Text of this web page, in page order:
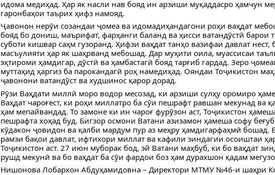
идома медиҳад. Ҳар як насли нав бояд ин арзиши муқаддасро ҳамчун
гаронбаҳои таърих ҳифз намояд.
Ҷавонон нерӯи созандаи ҷомеа ва идомадиҳандагони роҳи ваҳдат
бояд бо дониш, маърифат, фарҳанги баланд ва ҳисси ватандӯстӣ барои
суботи кишвар саҳм гузоранд. Ҳифзи ваҳдат танҳо вазифаи давлат нест,
масъулияти ҳар як шаҳрванд мебошад. Дар муҳити оила, муассисаи
эҳтироми ҳамдигар, дӯстӣ ва ҳамбастагӣ бояд тарғиб гардад. Зеро
муттаҳид ҳаргиз ба парокандагӣ роҳ намедиҳад. Ояндаи Тоҷикистон
ҷавонони ватандӯст ва худшинос қарор дорад.
Рӯзи Ваҳдати миллӣ моро водор месозад, ки арзиши сулҳу оромиро
Ваҳдат чароғест, ки роҳи миллатро ба сӯи пешрафт равшан мекунад ва
ҳам мепайвандад. То замоне ки ин чароғ фурӯзон аст, Тоҷикистон
пешрафта хоҳад буд. Бигзор осмони Ватани азизамон ҳамеша софу
кӯдакон ҷовидон ва қалби мардум пур аз меҳру ҳамдигарфаҳмӣ бошад.
рамзи бақои давлат, ифтихори миллат ва кафили зиндагии осоиштаи
Тоҷикистон аст. 27 июн муборак бод, эй Ватани маҳбуб, ки бо ваҳдат
рушд мекунӣ ва бо ваҳдат ба сӯи фардои боз ҳам дурахшон қадам
Нишонова Лобархон Абдуҳамидовна – Директори МТМУ №46-и шаҳри